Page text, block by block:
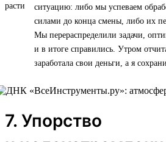
ситуацию: либо мы успеваем
силами до конца смены, либо их
Мы перераспределили задачи,
и в итоге справились. Утром
заработала свои деньги, а я
7. Упорство